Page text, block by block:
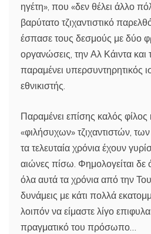
ηγέτη», που «δεν θέλει άλλο
βαρύτατο τζιχαντιστικό
έσπασε τους δεσμούς με δύο
οργανώσεις, την Αλ Κάιντα και
παραμένει υπερσυντηρητικός
εθνικιστής.
Παραμένει επίσης καλός
«φιλήσυχων» τζιχαντιστών,
τα τελευταία χρόνια έχουν
αιώνες πίσω. Φημολογείται δε
όλα αυτά τα χρόνια από την
δυνάμεις με κάτι πολλά
λοιπόν να είμαστε λίγο
πραγματικό του πρόσωπο…